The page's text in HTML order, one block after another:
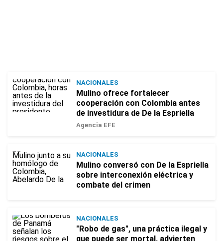
NACIONALES
Mulino ofrece fortalecer
cooperación con Colombia antes
de investidura de De la Espriella
Agencia EFE
NACIONALES
Mulino conversó con De la Espriella
sobre interconexión eléctrica y
combate del crimen
NACIONALES
"Robo de gas", una práctica ilegal y
que puede ser mortal, advierten